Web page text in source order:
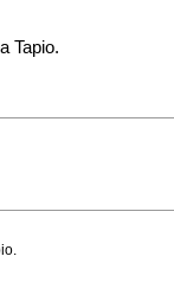
Tapio.